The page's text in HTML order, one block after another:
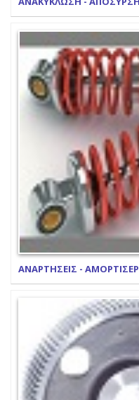
ΑΝΑΡΤΗΣΕΙΣ - ΑΜΟΡΤΙΣΕΡ